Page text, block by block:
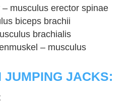
musculus erector spinae
biceps brachii
brachialis
– musculus
JUMPING JACKS: